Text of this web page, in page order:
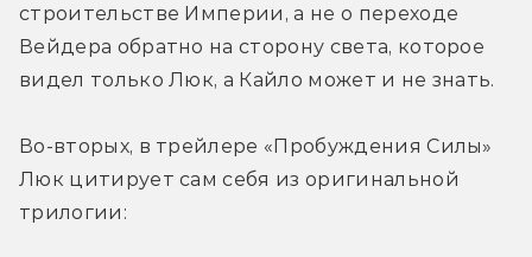
строительстве Империи, а не о переходе
Вейдера обратно на сторону света, которое
видел только Люк, а Кайло может и не знать.
Во-вторых, в трейлере «Пробуждения Силы»
Люк цитирует сам себя из оригинальной
трилогии: